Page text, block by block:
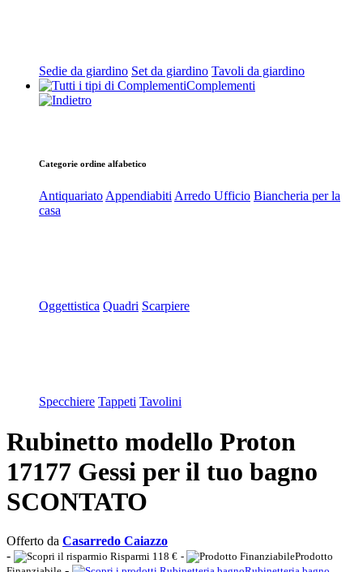
Sedie da giardino Set da giardino Tavoli da giardino
Complementi
Categorie ordine alfabetico
Antiquariato Appendiabiti Arredo Ufficio Biancheria per la
casa
Oggettistica Quadri Scarpiere
Specchiere Tappeti Tavolini
Rubinetto modello Proton
17177 Gessi per il tuo bagno
SCONTATO
Offerto da Casarredo Caiazzo
-
Risparmi 118 € -
Prodotto